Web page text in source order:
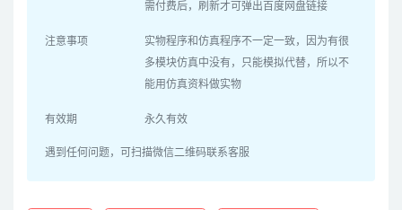
需付费后，刷新才可弹出百度网盘链接
注意事项
实物程序和仿真程序不一定一致，因为有很
多模块仿真中没有，只能模拟代替，所以不
能用仿真资料做实物
有效期 永久有效
遇到任何问题，可扫描微信二维码联系客服